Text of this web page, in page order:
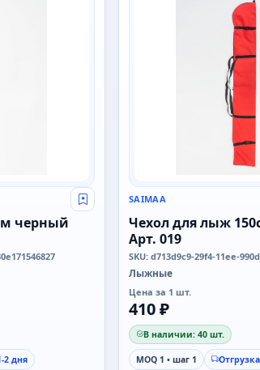
Свой оптовый прайс
черный
2 дня
SAIMAA
Чехол для лыж
Арт. 019
SKU: d713d9c9-29f4-11ee-
Лыжные
Цена за 1 шт.
410 ₽
В наличии: 40 шт.
MOQ 1 • шаг 1